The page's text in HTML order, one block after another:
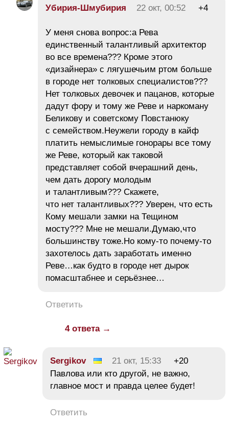
Убирия-Шмубирия 22 окт, 00:52 +4
У меня снова вопрос:а Рева
единственный талантливый архитектор
во все времена??? Кроме этого
«дизайнера» с лягушечьим ртом больше
в городе нет толковых специалистов???
Нет толковых девочек и пацанов, которые
дадут фору и тому же Реве и наркоману
Беликову и советскому Повстанюку
с семейством.Неужели городу в кайф
платить немыслимые гонорары все тому
же Реве, который как таковой
представляет собой вчерашний день,
чем дать дорогу молодым
и талантливым??? Скажете,
что нет талантливых??? Уверен, что есть
Кому мешали замки на Тещином
мосту??? Мне не мешали.Думаю,что
большинству тоже.Но кому-то почему-то
захотелось дать заработать именно
Реве…как будто в городе нет дырок
помасштабнее и серьёзнее…
Ответить
4 ответа →
Sergikov 21 окт, 15:33
+20
Павлова или кто другой, не важно,
главное мост и правда целее будет!
Ответить